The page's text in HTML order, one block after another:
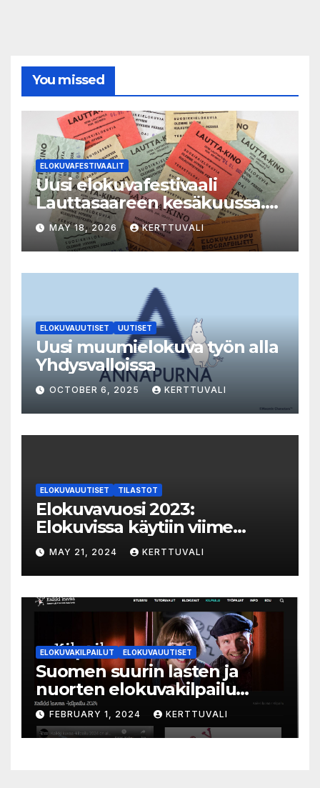
You missed
ELOKUVAFESTIVAALIT
Uusi elokuvafestivaali
Lauttasaareen kesäkuussa.
LAUTTA-KINO esittää kaikki
elokuvat 35mm-filmiltä.
MAY 18, 2026 KERTTUVALI
ELOKUVAUUTISET UUTISET
Uusi muumielokuva työn alla
Yhdysvalloissa
OCTOBER 6, 2025 KERTTUVALI
ELOKUVAUUTISET TILASTOT
Elokuvavuosi 2023:
Elokuvissa käytiin viime
vuonna 7,2 miljoonaa kertaa
ympäri Suomen
MAY 21, 2024 KERTTUVALI
ELOKUVAKILPAILUT ELOKUVAUUTISET
Suomen suurin lasten ja
nuorten elokuvakilpailu
alkaa – suojelijana Aki
Kaurismäki
FEBRUARY 1, 2024 KERTTUVALI